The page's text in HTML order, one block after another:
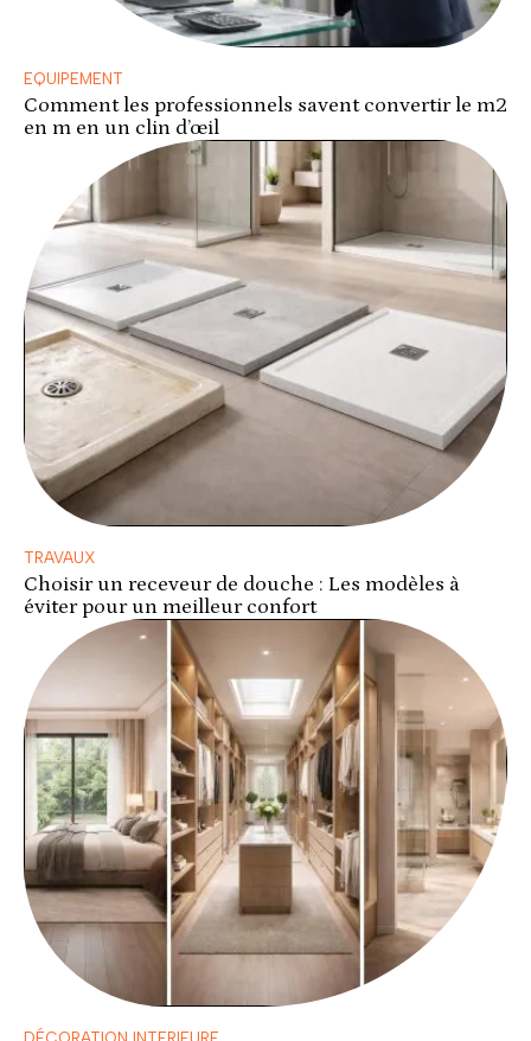
EQUIPEMENT
Comment les professionnels savent convertir le m2
en m en un clin d’œil
TRAVAUX
Choisir un receveur de douche : Les modèles à
éviter pour un meilleur confort
DÉCORATION INTERIEURE